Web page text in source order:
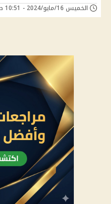
الخميس 16/مايو/2024 - 10:51 ص